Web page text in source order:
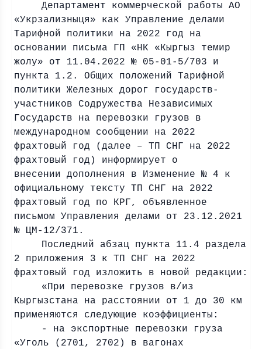
Департамент коммерческой работы АО
«Укрзализныця» как Управление делами
Тарифной политики на 2022 год на
основании письма ГП «НК «Кыргыз темир
жолу» от 11.04.2022 № 05-01-5/703 и
пункта 1.2. Общих положений Тарифной
политики Железных дорог государств-
участников Содружества Независимых
Государств на перевозки грузов в
международном сообщении на 2022
фрахтовый год (далее – ТП СНГ на 2022
фрахтовый год) информирует о
внесении дополнения в Изменение № 4 к
официальному тексту ТП СНГ на 2022
фрахтовый год по КРГ, объявленное
письмом Управления делами от 23.12.2021
№ ЦМ-12/371.
Последний абзац пункта 11.4 раздела
2 приложения 3 к ТП СНГ на 2022
фрахтовый год изложить в новой редакции:
«При перевозке грузов в/из
Кыргызстана на расстоянии от 1 до 30 км
применяются следующие коэффициенты:
- на экспортные перевозки груза
«Уголь (2701, 2702) в вагонах